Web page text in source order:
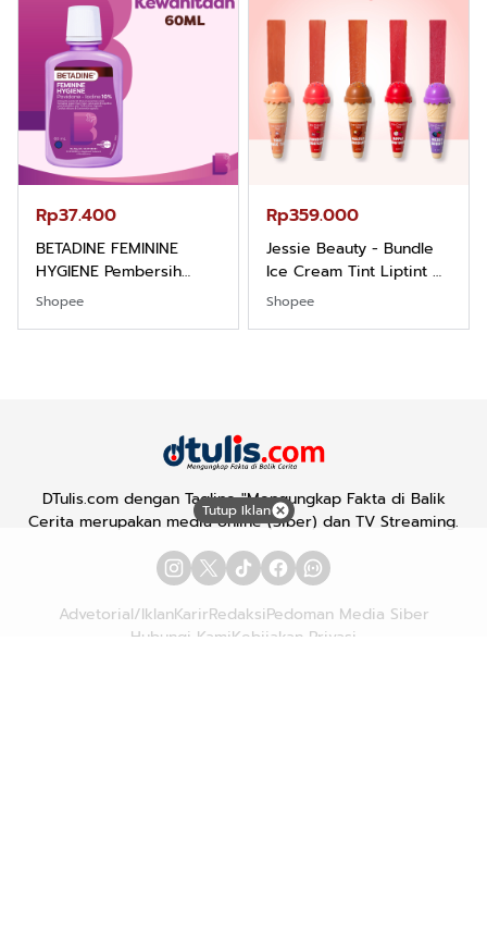
Rp37.400
BETADINE FEMININE
HYGIENE Pembersih
Kewanitaan 60ml
Shopee
Rp359.000
Jessie Beauty - Bundle
Ice Cream Tint Liptint All
Variant
Shopee
Tutup Iklan
DTulis.com dengan Tagline "Mengungkap Fakta di Balik
Cerita merupakan media online (Siber) dan TV Streaming.
Advetorial/IklanKarirRedaksiPedoman Media Siber
Hubungi KamiKebijakan Privasi